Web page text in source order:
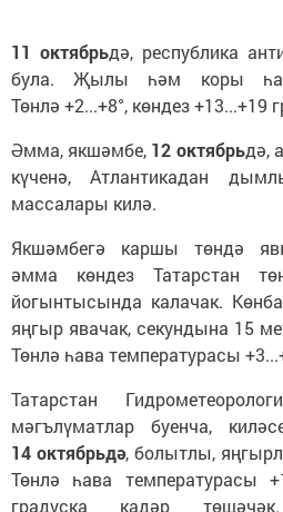
11 октябрьдә, республика
була. Җылы һәм коры
Төнлә +2...+8°, көндез +13...+19
Әмма, якшәмбе, 12 октябрьдә,
күченә, Атлантикадан
массалары килә.
Якшәмбегә каршы төндә
әмма көндез Татарстан
йогынтысында калачак.
яңгыр явачак, секундына 15
Төнлә һава температурасы
Татарстан
мәгълүматлар буенча,
14 октябрьдә, болытлы,
Төнлә һава температурасы
градуска кадәр